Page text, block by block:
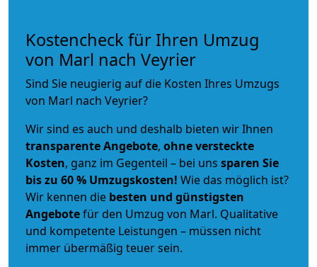
Kostencheck für Ihren Umzug
von Marl nach Veyrier
Sind Sie neugierig auf die Kosten Ihres Umzugs
von Marl nach Veyrier?
Wir sind es auch und deshalb bieten wir Ihnen
transparente Angebote, ohne versteckte
Kosten, ganz im Gegenteil – bei uns sparen Sie
bis zu 60 % Umzugskosten! Wie das möglich ist?
Wir kennen die besten und günstigsten
Angebotefür den Umzug von Marl. Qualitative
und kompetente Leistungen – müssen nicht
immer übermäßig teuer sein.